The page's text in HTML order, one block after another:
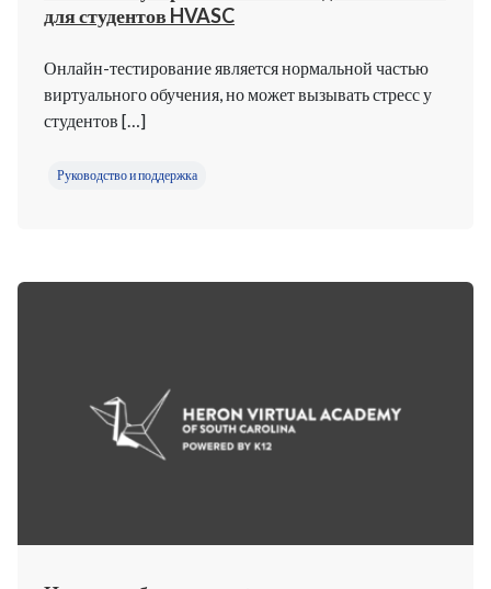
для студентов HVASC
Онлайн-тестирование является нормальной частью
виртуального обучения, но может вызывать стресс у
студентов […]
Руководство и поддержка